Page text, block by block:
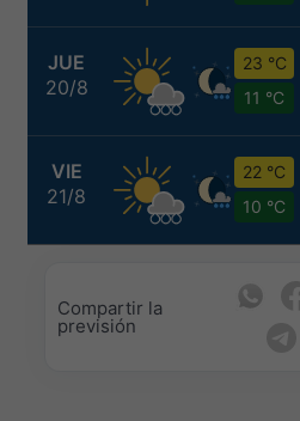
JUE
20/8
23 °C
11 °C
VIE
21/8
22 °C
10 °C
Compartir la
previsión